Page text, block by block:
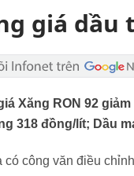
giá dầu
Xăng RON 92
318 đồng/lít; Dầu
công văn điều